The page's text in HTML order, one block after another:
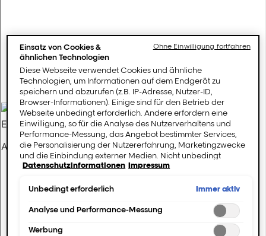
Einsatz von Cookies &
ähnlichen Technologien
Diese Webseite verwendet Cookies und ähnliche
Technologien, um Informationen auf dem Endgerät zu
speichern und abzurufen (z.B. IP-Adresse, Nutzer-ID,
Browser-Informationen). Einige sind für den Betrieb der
Webseite unbedingt erforderlich. Andere erfordern eine
Einwilligung, so für die Analyse des Nutzerverhaltens und
Performance-Messung, das Angebot bestimmter Services,
die Personalisierung der Nutzererfahrung, Marketingzwecke
und die Einbindung externer Medien. Nicht unbedingt
erforderliche Cookies können direkt akzeptiert ("Alle
fortfahren") werden. Individuelle Anpassungen der
("Auswahl speichern"). Die Auswahl kann jederzeit unter dem
Link "Cookie-Einstellungen" angepasst werden. Für weitere
Informationen s. unsere Datenschutzinformationen.
Datenschutzinformationen Impressum
Unbedingt erforderlich Immer aktiv
Analyse und Performance-Messung
Werbung
Ohne Einwilligung fortfahren